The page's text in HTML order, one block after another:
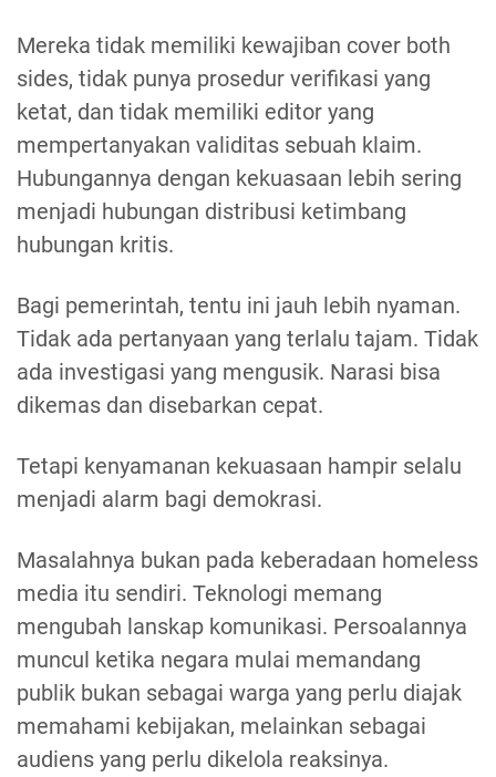
Mereka tidak memiliki kewajiban cover both
sides, tidak punya prosedur verifikasi yang
ketat, dan tidak memiliki editor yang
mempertanyakan validitas sebuah klaim.
Hubungannya dengan kekuasaan lebih sering
menjadi hubungan distribusi ketimbang
hubungan kritis.
Bagi pemerintah, tentu ini jauh lebih nyaman.
Tidak ada pertanyaan yang terlalu tajam. Tidak
ada investigasi yang mengusik. Narasi bisa
dikemas dan disebarkan cepat.
Tetapi kenyamanan kekuasaan hampir selalu
menjadi alarm bagi demokrasi.
Masalahnya bukan pada keberadaan homeless
media itu sendiri. Teknologi memang
mengubah lanskap komunikasi. Persoalannya
muncul ketika negara mulai memandang
publik bukan sebagai warga yang perlu diajak
memahami kebijakan, melainkan sebagai
audiens yang perlu dikelola reaksinya.